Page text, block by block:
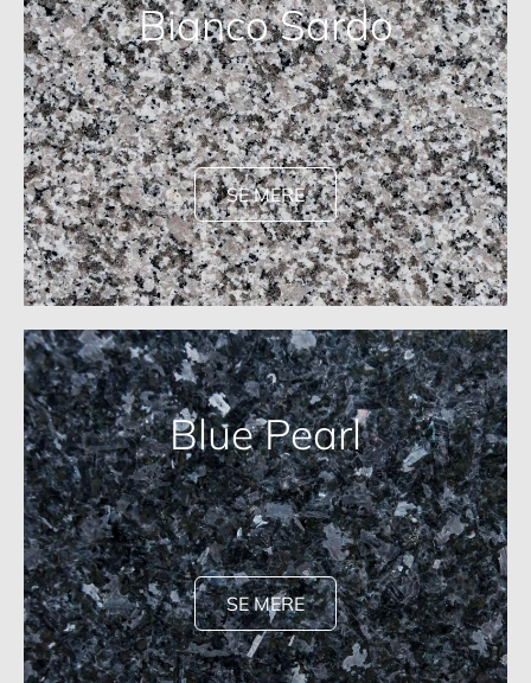
Bianco Sardo
SE MERE
Blue Pearl
SE MERE